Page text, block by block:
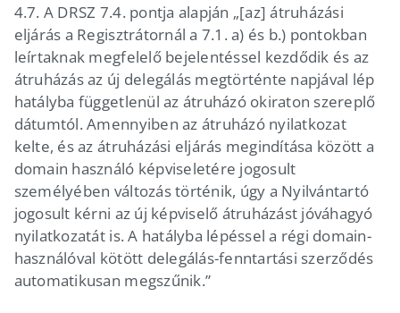
4.7. A DRSZ 7.4. pontja alapján „[az] átruházási
eljárás a Regisztrátornál a 7.1. a) és b.) pontokban
leírtaknak megfelelő bejelentéssel kezdődik és az
átruházás az új delegálás megtörténte napjával lép
hatályba függetlenül az átruházó okiraton szereplő
dátumtól. Amennyiben az átruházó nyilatkozat
kelte, és az átruházási eljárás megindítása között a
domain használó képviseletére jogosult
személyében változás történik, úgy a Nyilvántartó
jogosult kérni az új képviselő átruházást jóváhagyó
nyilatkozatát is. A hatályba lépéssel a régi domain-
használóval kötött delegálás-fenntartási szerződés
automatikusan megszűnik.”